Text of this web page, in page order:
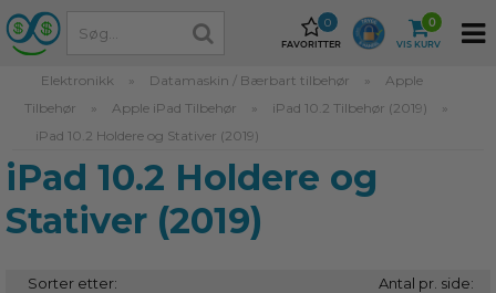
FAVORITTER
0
VIS KURV
0
Elektronikk » Datamaskin / Bærbart tilbehør »
Apple
Tilbehør
» Apple iPad Tilbehør » iPad 10.2 Tilbehør (2019)
»
iPad 10.2 Holdere og Stativer (2019)
iPad 10.2 Holdere og
Stativer (2019)
Sorter etter:
Antal pr. side: